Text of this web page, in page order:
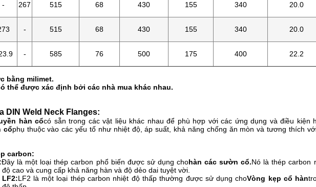
- 267 515 68 430 155 340 20.0
- 515 68 430 155 340 20.0
- 585 76 500 175 400 22.2
bằng milimet.
thể được xác định bởi các nhà mua khác nhau.
DIN Weld Neck Flanges:
hàn cổcó sẵn trong các vật liệu khác nhau để phù hợp với các ứng dụng và điều kiện
cổphụ thuộc vào các yếu tố như nhiệt độ, áp suất, khả năng chống ăn mòn và tương thích
carbon:
Đây là một loại thép carbon phổ biến được sử dụng chohàn các sườn cổ.Nó là thép carbon
cao và cung cấp khả năng hàn và độ dẻo dai tuyệt vời.
LF2:LF2 là một loại thép carbon nhiệt độ thấp thường được sử dụng choVòng kẹp cổ hàn